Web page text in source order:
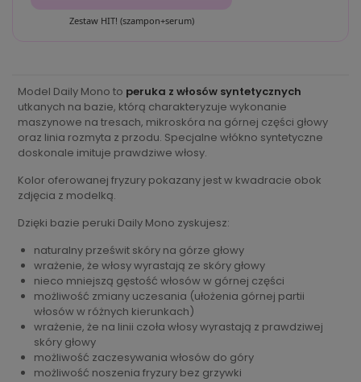
Zestaw HIT! (szampon+serum)
Model Daily Mono to peruka z włosów syntetycznych
utkanych na bazie, którą charakteryzuje wykonanie
maszynowe na tresach, mikroskóra na górnej części głowy
oraz linia rozmyta z przodu. Specjalne włókno syntetyczne
doskonale imituje prawdziwe włosy.
Kolor oferowanej fryzury pokazany jest w kwadracie obok
zdjęcia z modelką.
Dzięki bazie peruki Daily Mono zyskujesz:
naturalny prześwit skóry na górze głowy
wrażenie, że włosy wyrastają ze skóry głowy
nieco mniejszą gęstość włosów w górnej części
możliwość zmiany uczesania (ułożenia górnej partii
włosów w różnych kierunkach)
wrażenie, że na linii czoła włosy wyrastają z prawdziwej
skóry głowy
możliwość zaczesywania włosów do góry
możliwość noszenia fryzury bez grzywki